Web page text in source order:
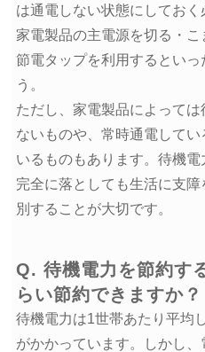
は通電しない状態にしておく
家電製品の主電源を切る・こ
節電タップを利用するとい
う。
ただし、家電製品によって
ないものや、常時通電して
いるものもあります。待機
完全に落としても生活に支
別することが大切です。
Q. 待機電力を節約す
らい節約できますか？
待機電力は1世帯あたり平均
がかかっています。しかし